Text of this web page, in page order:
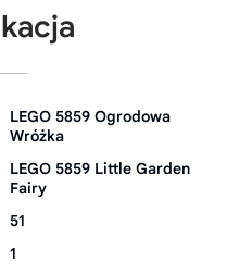
LEGO 5859 Ogrodowa
Wróżka
LEGO 5859 Little Garden
Fairy
51
1